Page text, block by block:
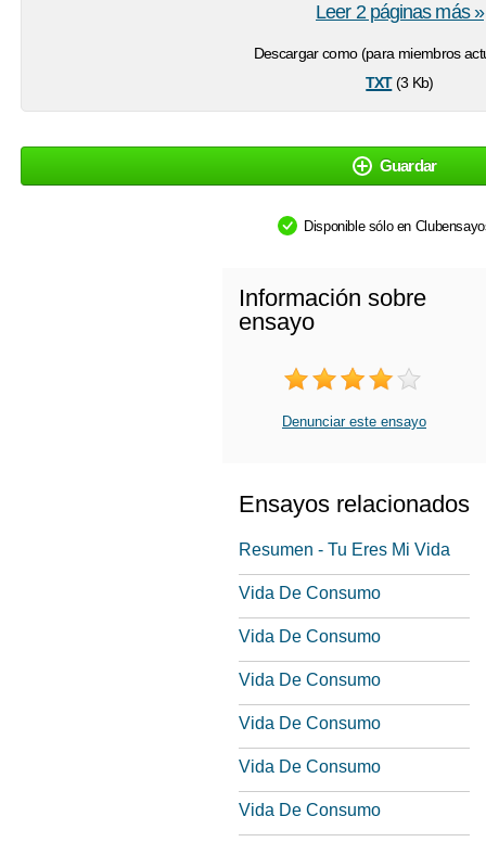
Descargar como (para miembros
txt(3 Kb)
Leer 2 páginas más »
Guardar
Disponible sólo en
Información sobre
ensayo
Denunciar este ensayo
Ensayos relacionados
Resumen - Tu Eres Mi Vida
Vida De Consumo
Vida De Consumo
Vida De Consumo
Vida De Consumo
Vida De Consumo
Vida De Consumo